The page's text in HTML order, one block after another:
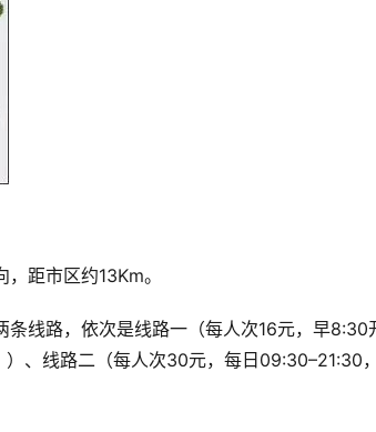
距市区约13Km。
线路，依次是线路一（每人次16元，早8:30
、线路二（每人次30元，每日09:30–21:30